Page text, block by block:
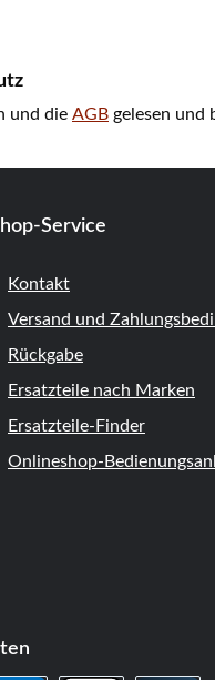
und die AGB gelesen und
Service
Kontakt
Versand und
Rückgabe
Ersatzteile nach Marken
Ersatzteile-Finder
Onlineshop-